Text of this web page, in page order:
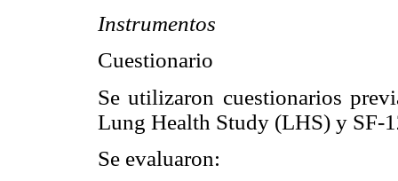
Instrumentos
Cuestionario
Se utilizaron cuestionarios
Lung Health Study (LHS) y SF-
Se evaluaron: